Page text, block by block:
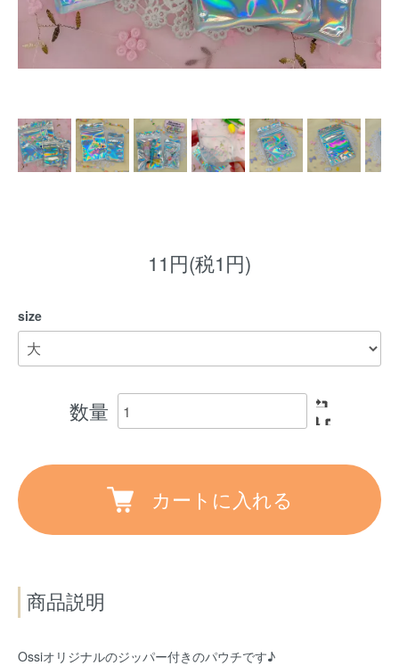
11円(税1円)
size
数量
カートに入れる
商品説明
Ossiオリジナルのジッパー付きのパウチです♪